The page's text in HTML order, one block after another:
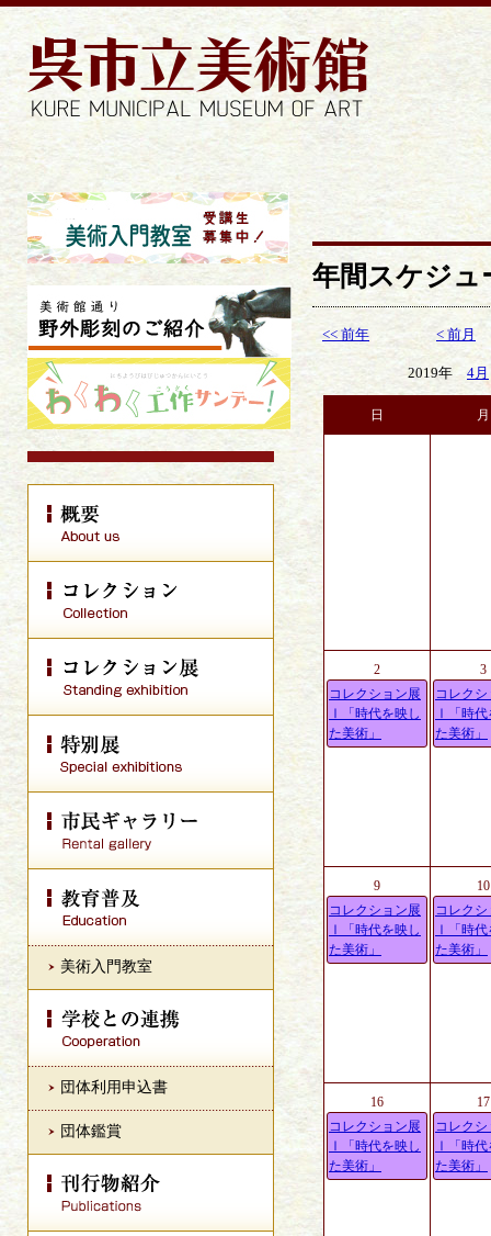
美術入門教室
団体利用申込書
団体鑑賞
年間スケジュ
<< 前年 < 前月
2019年 4月
日 月
2
コレクション展
Ⅰ「時代を映し
た美術」
3
コレク
Ⅰ「時代
た美術」
9
コレクション展
Ⅰ「時代を映し
た美術」
10
コレク
Ⅰ「時代
た美術」
16
コレクション展
Ⅰ「時代を映し
た美術」
17
コレク
Ⅰ「時代
た美術」